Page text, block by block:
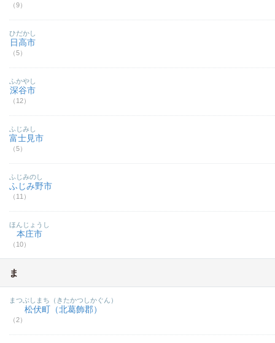
（9）
日高市
（5）
ひだかし
深谷市
（12）
ふかやし
富士見市
（5）
ふじみし
ふじみ野市
（11）
ふじみのし
本庄市
（10）
ほんじょうし
ま
松伏町（北葛飾郡）
（2）
まつぶしまち（きたかつしかぐん）